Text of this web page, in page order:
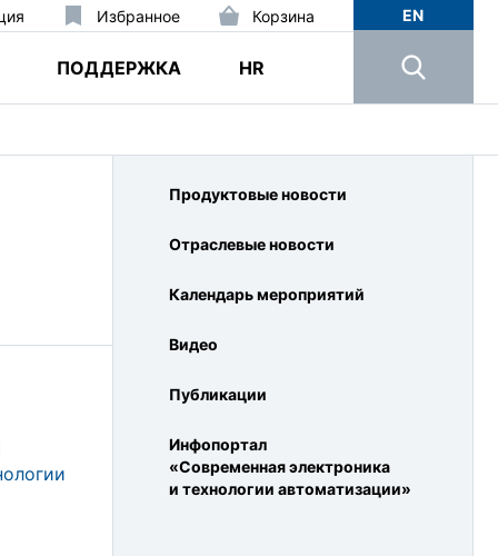
Избранное Корзина
ПОДДЕРЖКА HR
EN
Продуктовые новости
Отраслевые новости
Календарь мероприятий
Видео
Публикации
Инфопортал
«Современная электроника
и технологии автоматизации»